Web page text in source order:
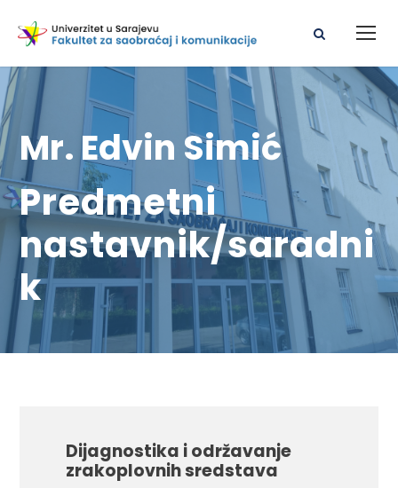
Mr. Edvin Simić
Predmetni
nastavnik/saradni
k
Dijagnostika i održavanje
zrakoplovnih sredstava